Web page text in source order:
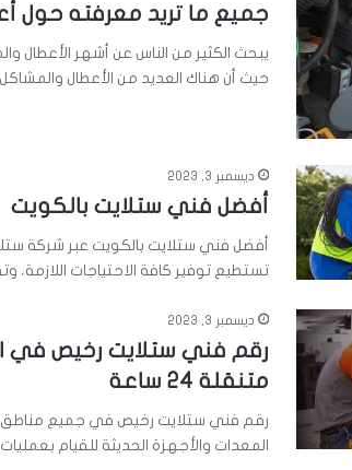
جميع ما تريد معرفته حول
يبحث الكثير من الناس عن أشهر الأعطال
حيث أن هناك العديد من الأعطال
ديسمبر 3, 2023
أفضل فني ستلايت بالكويت
أفضل فني ستلايت بالكويت عبر شركة
تستطيع توفير كافة الاحتياجات اللازمة،
ديسمبر 3, 2023
متنقلة 24 ساعة
رقم فني ستلايت رخيص في جميع مناطق
المعدات والأجهزة الحديثة للقيام